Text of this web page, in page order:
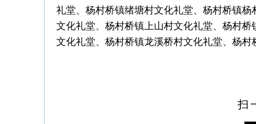
礼堂、杨村桥镇绪塘村文化礼堂、杨村桥镇
文化礼堂、杨村桥镇上山村文化礼堂、杨村
文化礼堂、杨村桥镇龙溪桥村文化礼堂、杨村
扫